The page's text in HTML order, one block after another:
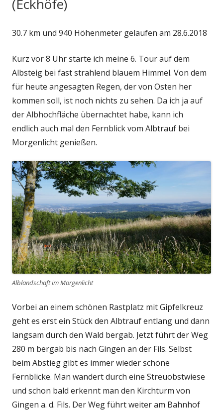
(Eckhöfe)
30.7 km und 940 Höhenmeter gelaufen am 28.6.2018
Kurz vor 8 Uhr starte ich meine 6. Tour auf dem
Albsteig bei fast strahlend blauem Himmel. Von dem
für heute angesagten Regen, der von Osten her
kommen soll, ist noch nichts zu sehen. Da ich ja auf
der Albhochfläche übernachtet habe, kann ich
endlich auch mal den Fernblick vom Albtrauf bei
Morgenlicht genießen.
Alblandschaft im Morgenlicht
Vorbei an einem schönen Rastplatz mit Gipfelkreuz
geht es erst ein Stück den Albtrauf entlang und dann
langsam durch den Wald bergab. Jetzt führt der Weg
280 m bergab bis nach Gingen an der Fils. Selbst
beim Abstieg gibt es immer wieder schöne
Fernblicke. Man wandert durch eine Streuobstwiese
und schon bald erkennt man den Kirchturm von
Gingen a. d. Fils. Der Weg führt weiter am Bahnhof